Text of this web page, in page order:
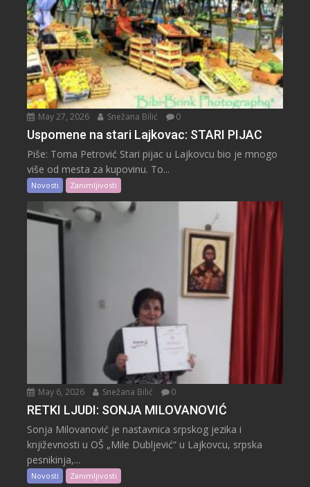
May 27, 2026 Snežana Bilić 0
Uspomene na stari Lajkovac: STARI PIJAC
Piše: Toma Petrović Stari pijac u Lajkovcu bio je mnogo
više od mesta za kupovinu. To...
Novosti Zanimljivosti
May 6, 2026 Snežana Bilić 0
RETKI LJUDI: SONJA MILOVANOVIĆ
Sonja Milovanović je nastavnica srpskog jezika i
književnosti u OŠ „Mile Dubljević“ u Lajkovcu, srpska
pesnikinja,...
Novosti Zanimljivosti